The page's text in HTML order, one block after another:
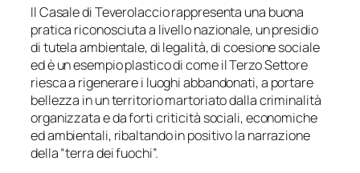
Il Casale di Teverolaccio rappresenta una buona
pratica riconosciuta a livello nazionale, un presidio
di tutela ambientale, di legalità, di coesione sociale
ed è un esempio plastico di come il Terzo Settore
riesca a rigenerare i luoghi abbandonati, a portare
bellezza in un territorio martoriato dalla criminalità
organizzata e da forti criticità sociali, economiche
ed ambientali, ribaltando in positivo la narrazione
della “terra dei fuochi”.